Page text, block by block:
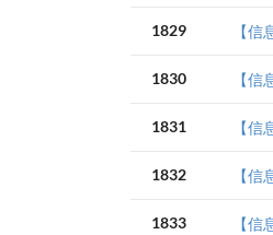
1829 【
1830 【
1831 【
1832 【
1833 【